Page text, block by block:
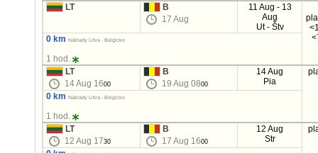
LT
B
17 Aug
11 Aug - 13
Aug
Ut - Štv
0 km Náklady Litva - Belgicko
1 hod.
LT
14 Aug 1600
B
19 Aug 0800
14 Aug
Pia
0 km Náklady Litva - Belgicko
1 hod.
LT
12 Aug 1730
B
17 Aug 1600
12 Aug
Str